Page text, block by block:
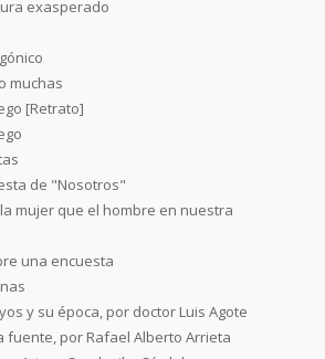
exasperado
muchas
[Retrato]
de "Nosotros"
la mujer que el hombre en nuestra
una encuesta
y su época, por doctor Luis Agote
fuente, por Rafael Alberto Arrieta